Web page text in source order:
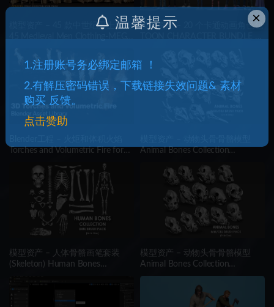
模型资产 – 45 款中世纪男士服装
模型资产 – 20 个卡通动画角色包
Torches and Volumetric Fire for
Library
Animal Bones Collection
One Vol.1
模型资产 – 人体骨骼画笔套装
(Skeleton) Human Bones
Pack 26 in One
模型资产 – 动物头骨骨骼模型
Animal Bones Collection
IMM/Stl/Obj Brush Pack 14 in
×
温馨提示
1.注册账号务必绑定邮箱 ！
2.有解压密码错误，下载链接失效问题& 素材
购买 反馈。
点击赞助